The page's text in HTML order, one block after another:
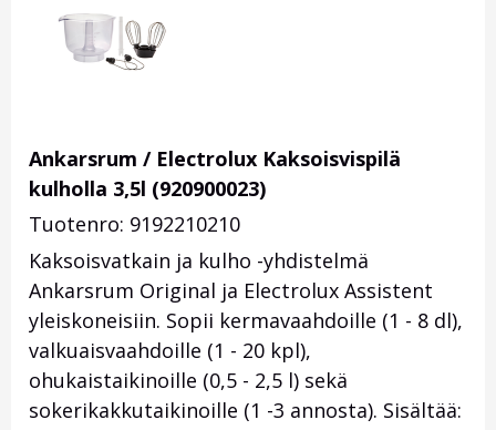
Ankarsrum / Electrolux Kaksoisvispilä
kulholla 3,5l (920900023)
Tuotenro: 9192210210
Kaksoisvatkain ja kulho -yhdistelmä
Ankarsrum Original ja Electrolux Assistent
yleiskoneisiin. Sopii kermavaahdoille (1 - 8 dl),
valkuaisvaahdoille (1 - 20 kpl),
ohukaistaikinoille (0,5 - 2,5 l) sekä
sokerikakkutaikinoille (1 -3 annosta). Sisältää: